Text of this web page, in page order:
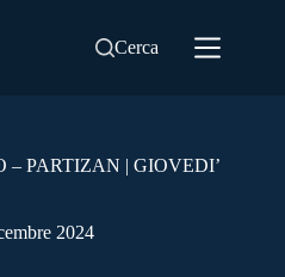
Cerca
PARTIZAN | GIOVEDI’
2024